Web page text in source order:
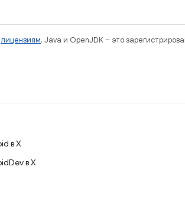
лицензиям. Java и OpenJDK – это
в X
в X